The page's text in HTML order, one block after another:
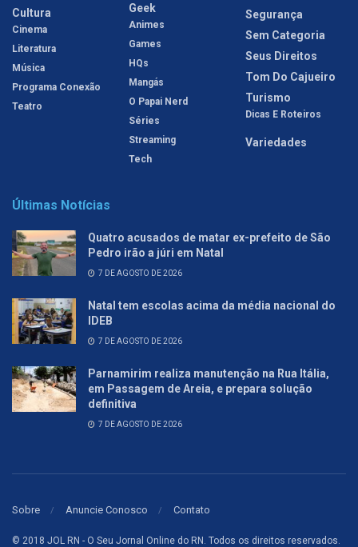
Cultura
Cinema
Literatura
Música
Programa Conexão
Teatro
Geek
Animes
Games
HQs
Mangás
O Papai Nerd
Séries
Streaming
Tech
Segurança
Sem Categoria
Seus Direitos
Tom Do Cajueiro
Turismo
Dicas E Roteiros
Variedades
Últimas Notícias
Quatro acusados de matar ex-prefeito de São
Pedro irão a júri em Natal
7 DE AGOSTO DE 2026
Natal tem escolas acima da média nacional do
IDEB
7 DE AGOSTO DE 2026
Parnamirim realiza manutenção na Rua Itália,
em Passagem de Areia, e prepara solução
definitiva
7 DE AGOSTO DE 2026
Sobre Anuncie Conosco Contato
© 2018 JOL RN - O Seu Jornal Online do RN. Todos os direitos reservados.